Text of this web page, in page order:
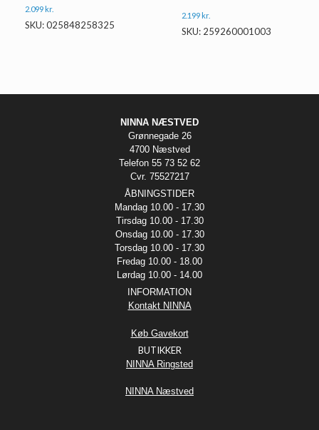
2.099kr.
SKU: 025848258325
2.199kr.
SKU: 259260001003
NINNA NÆSTVED
Grønnegade 26
4700 Næstved
Telefon 55 73 52 62
Cvr. 75527217
ÅBNINGSTIDER
Mandag 10.00 - 17.30
Tirsdag 10.00 - 17.30
Onsdag 10.00 - 17.30
Torsdag 10.00 - 17.30
Fredag 10.00 - 18.00
Lørdag 10.00 - 14.00
INFORMATION
Kontakt NINNA
Køb Gavekort
BUTIKKER
NINNA Ringsted
NINNA Næstved